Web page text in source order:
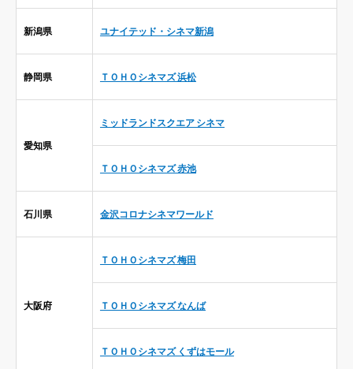
新潟県 ユナイテッド・シネマ新潟
静岡県 ＴＯＨＯシネマズ 浜松
愛知県
ミッドランドスクエア シネマ
ＴＯＨＯシネマズ 赤池
石川県 金沢コロナシネマワールド
大阪府
ＴＯＨＯシネマズ 梅田
ＴＯＨＯシネマズ なんば
ＴＯＨＯシネマズ くずはモール